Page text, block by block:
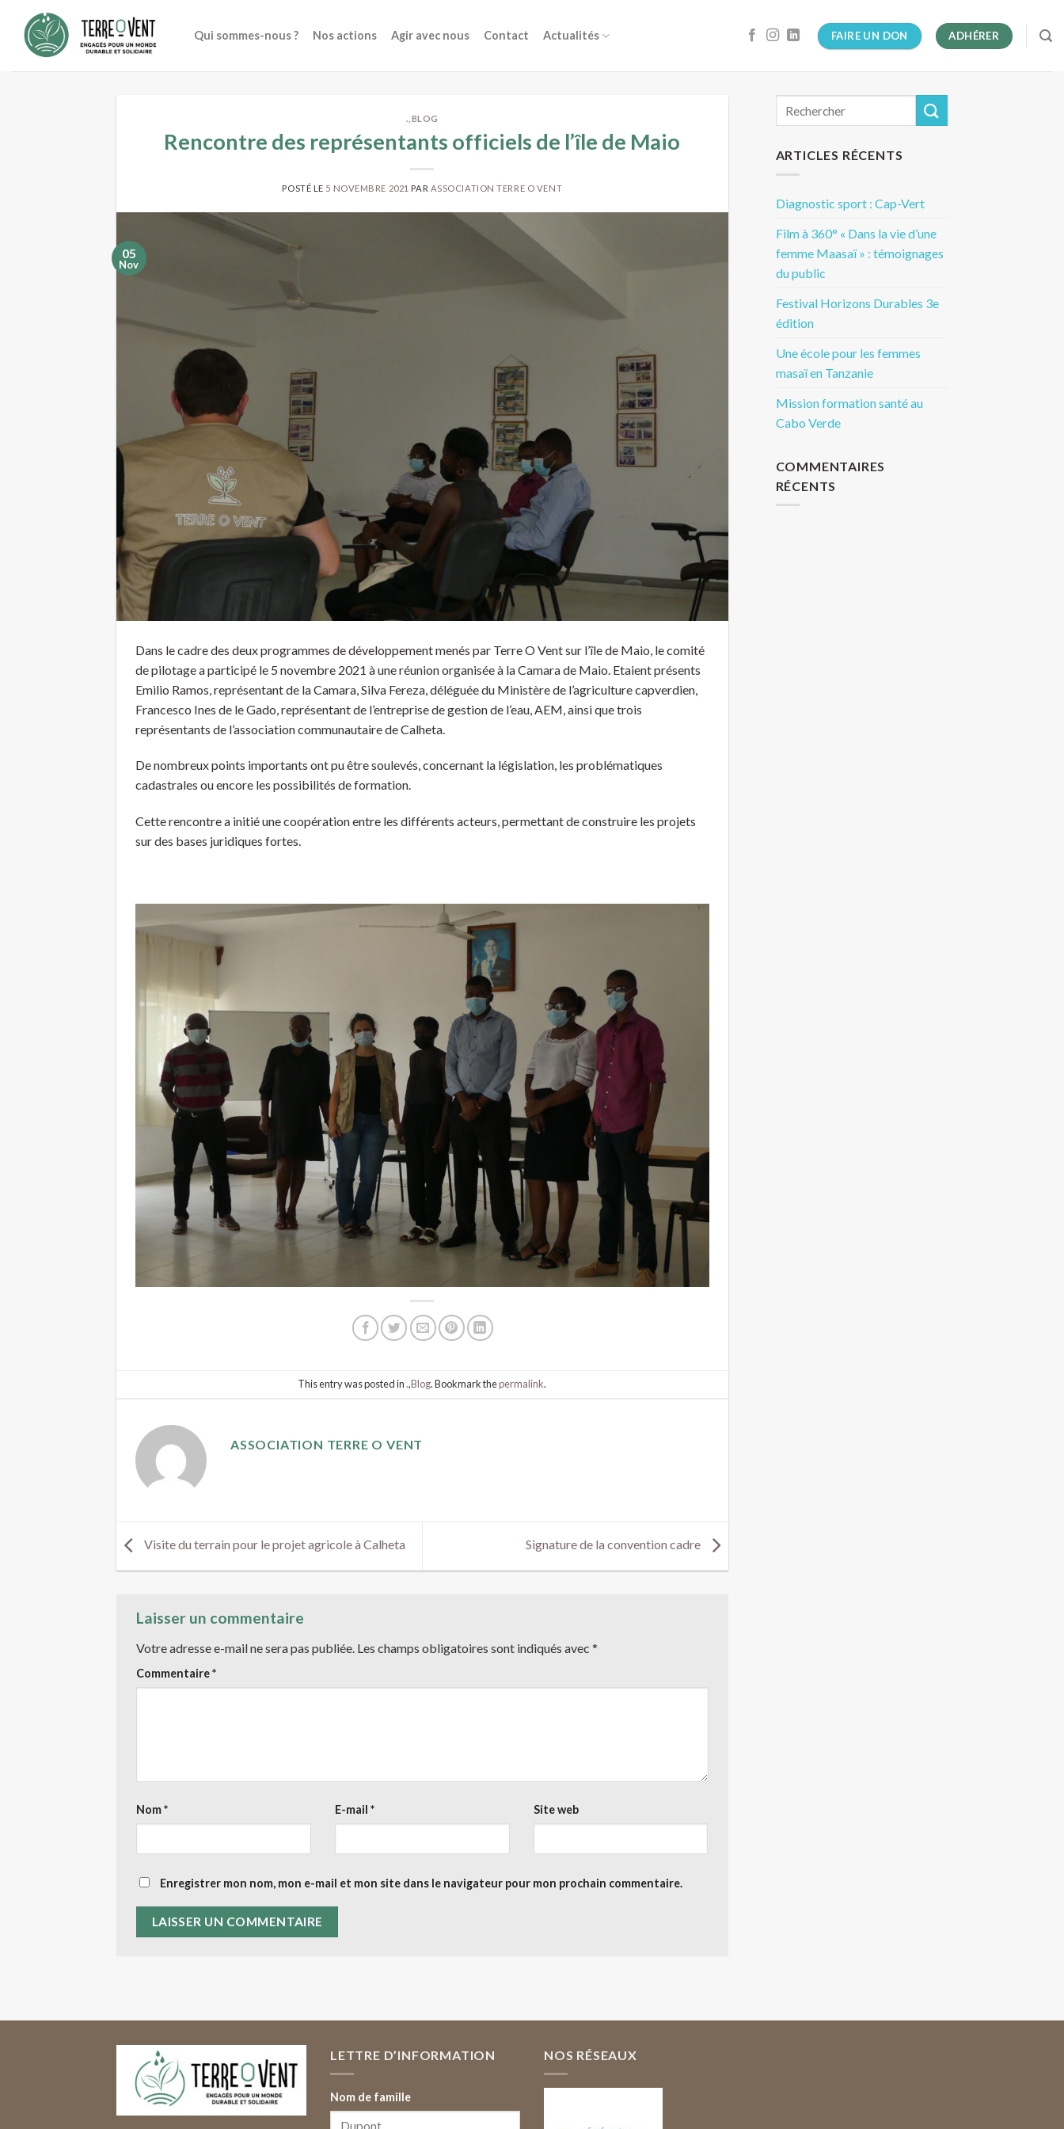
content
Qui sommes-nous ? Nos actions Agir avec nous Contact Actualités FAIRE UN DON ADHÉRER
. BLOG
Rencontre des représentants officiels de l’île de Maio
POSTÉ LE 5 NOVEMBRE 2021 PAR ASSOCIATION TERRE O VENT
05
Nov
Dans le cadre des deux programmes de développement menés par Terre O Vent sur l’île de Maio, le comité
de pilotage a participé le 5 novembre 2021 à une réunion organisée à la Camara de Maio. Etaient présents
Emilio Ramos, représentant de la Camara, Silva Fereza, déléguée du Ministère de l’agriculture capverdien,
Francesco Ines de le Gado, représentant de l’entreprise de gestion de l’eau, AEM, ainsi que trois
représentants de l’association communautaire de Calheta.
De nombreux points importants ont pu être soulevés, concernant la législation, les problématiques
cadastrales ou encore les possibilités de formation.
Cette rencontre a initié une coopération entre les différents acteurs, permettant de construire les projets
sur des bases juridiques fortes.
This entry was posted in.,Blog. Bookmark thepermalink.
ASSOCIATION TERRE O VENT
Visite du terrain pour le projet agricole à Calheta Signature de la convention cadre
Laisser un commentaire
Votre adresse e-mail ne sera pas publiée. Les champs obligatoires sont indiqués avec *
Commentaire*
Nom* E-mail * Site web
Enregistrer mon nom, mon e-mail et mon site dans le navigateur pour mon prochain commentaire.
ARTICLES RÉCENTS
Diagnostic sport : Cap-Vert
Film à 360° « Dans la vie d’une
femme Maasaï » : témoignages
du public
Festival Horizons Durables 3e
édition
Une école pour les femmes
masaï en Tanzanie
Mission formation santé au
Cabo Verde
COMMENTAIRES
RÉCENTS
LETTRE D’INFORMATION
Nom de famille
NOS RÉSEAUX